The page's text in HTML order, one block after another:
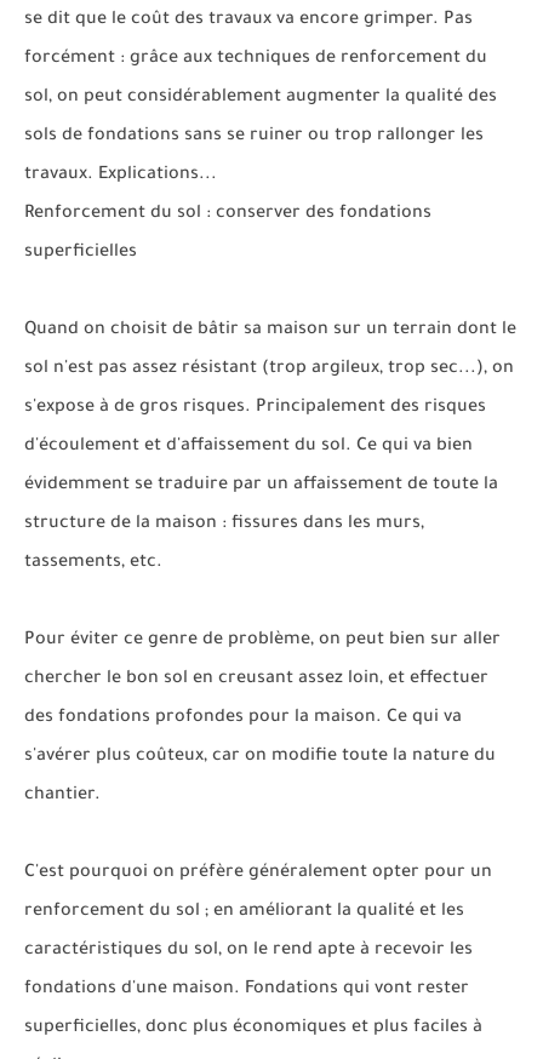
se dit que le coût des travaux va encore grimper. Pas
forcément : grâce aux techniques de renforcement du
sol, on peut considérablement augmenter la qualité des
sols de fondations sans se ruiner ou trop rallonger les
travaux. Explications...
Renforcement du sol : conserver des fondations
superficielles
Quand on choisit de bâtir sa maison sur un terrain dont le
sol n'est pas assez résistant (trop argileux, trop sec...), on
s'expose à de gros risques. Principalement des risques
d'écoulement et d'affaissement du sol. Ce qui va bien
évidemment se traduire par un affaissement de toute la
structure de la maison : fissures dans les murs,
tassements, etc.
Pour éviter ce genre de problème, on peut bien sur aller
chercher le bon sol en creusant assez loin, et effectuer
des fondations profondes pour la maison. Ce qui va
s'avérer plus coûteux, car on modifie toute la nature du
chantier.
C'est pourquoi on préfère généralement opter pour un
renforcement du sol ; en améliorant la qualité et les
caractéristiques du sol, on le rend apte à recevoir les
fondations d'une maison. Fondations qui vont rester
superficielles, donc plus économiques et plus faciles à